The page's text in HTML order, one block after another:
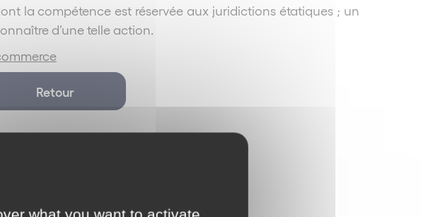
la compétence est réservée aux juridictions étatiques ; un
d’une telle action.
Retour